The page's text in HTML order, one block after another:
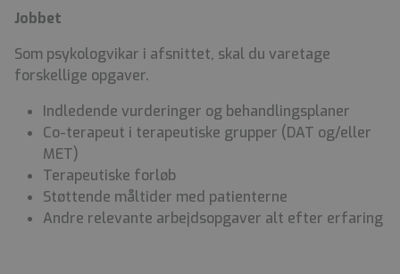
Jobbet
Som psykologvikar i afsnittet, skal du varetage
forskellige opgaver.
Indledende vurderinger og behandlingsplaner
Co-terapeut i terapeutiske grupper (DAT og/eller
MET)
Terapeutiske forløb
Støttende måltider med patienterne
Andre relevante arbejdsopgaver alt efter erfaring